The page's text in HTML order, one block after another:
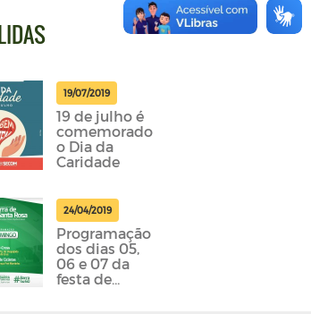
19/07/2019
19 de julho é
comemorado
o Dia da
Caridade
24/04/2019
Programação
dos dias 05,
06 e 07 da
festa de